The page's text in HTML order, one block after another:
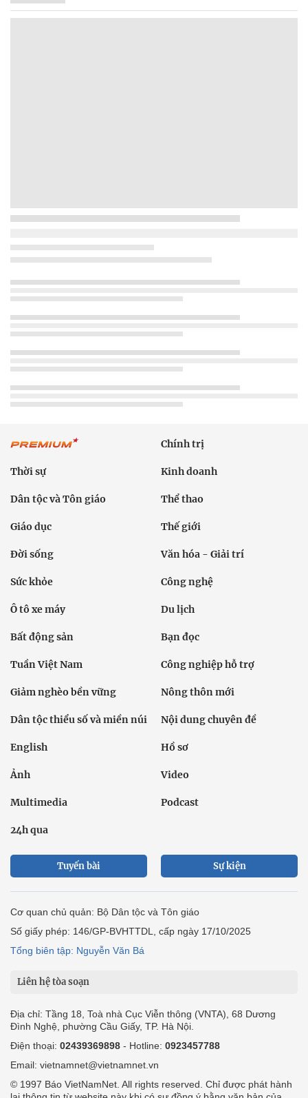
Chính trị
Thời sự Kinh doanh
Dân tộc và Tôn giáo Thể thao
Giáo dục Thế giới
Đời sống Văn hóa - Giải trí
Sức khỏe Công nghệ
Ô tô xe máy Du lịch
Bất động sản Bạn đọc
Tuần Việt Nam Công nghiệp hỗ trợ
Giảm nghèo bền vững Nông thôn mới
Dân tộc thiểu số và miền núi Nội dung chuyên đề
English Hồ sơ
Ảnh Video
Multimedia Podcast
24h qua
Tuyến bài Sự kiện
Cơ quan chủ quản: Bộ Dân tộc và Tôn giáo
Số giấy phép: 146/GP-BVHTTDL, cấp ngày 17/10/2025
Tổng biên tập: Nguyễn Văn Bá
Liên hệ tòa soạn
Địa chỉ: Tầng 18, Toà nhà Cục Viễn thông (VNTA), 68 Dương
Đình Nghệ, phường Cầu Giấy, TP. Hà Nội.
Điện thoại: 02439369898 - Hotline: 0923457788
Email: vietnamnet@vietnamnet.vn
© 1997 Báo VietNamNet. All rights reserved. Chỉ được phát hành